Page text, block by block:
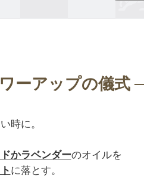
時に。
かラベンダー
に落とす。